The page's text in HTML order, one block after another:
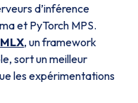
d’inférence
et PyTorch MPS.
MLX, un framework
sort un meilleur
les expérimentations